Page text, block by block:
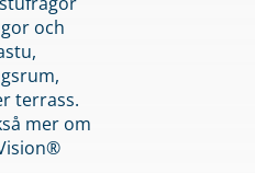
och
terrass.
mer om